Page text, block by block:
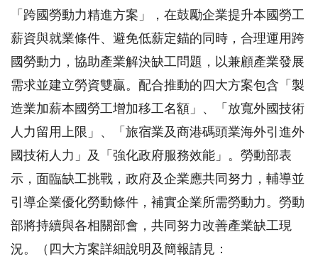
「跨國勞動力精進方案」，在鼓勵企業提升本國勞工
薪資與就業條件、避免低薪定錨的同時，合理運用跨
國勞動力，協助產業解決缺工問題，以兼顧產業發展
需求並建立勞資雙贏。配合推動的四大方案包含「製
造業加薪本國勞工增加移工名額」、「放寬外國技術
人力留用上限」、「旅宿業及商港碼頭業海外引進外
國技術人力」及「強化政府服務效能」。勞動部表
示，面臨缺工挑戰，政府及企業應共同努力，輔導並
引導企業優化勞動條件，補實企業所需勞動力。勞動
部將持續與各相關部會，共同努力改善產業缺工現
況。（四大方案詳細說明及簡報請見：